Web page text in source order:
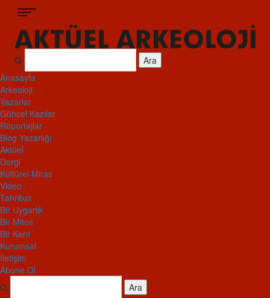
Ara
Anasayfa
Arkeoloji
Yazarlar
Güncel Kazılar
Röportajlar
Blog Yazarlığı
Aktüel
Dergi
Kültürel Miras
Video
Tahribat
Bir Uygarlık
Bir Mitos
Bir Kent
Kurumsal
İletişim
Abone Ol
Ara